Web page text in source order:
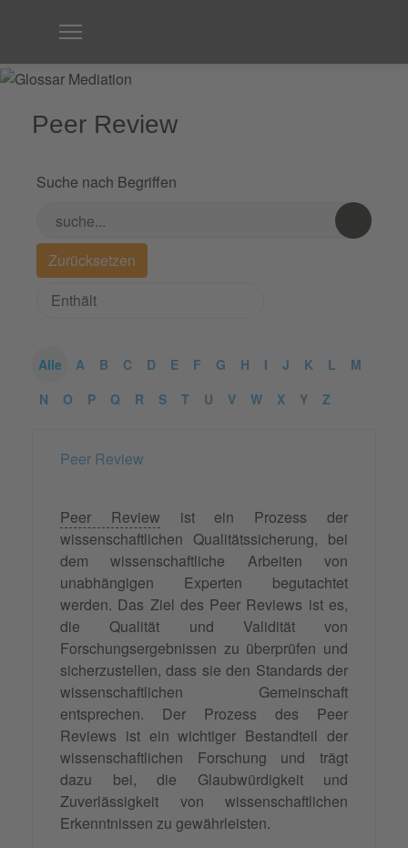
Peer Review
Suche nach Begriffen
Alle A B C D E F G H I J K L
M
N
O P Q R S T U V W X Y Z
Peer Review
Peer Review ist ein Prozess der
wissenschaftlichen Qualitätssicherung, bei
dem wissenschaftliche Arbeiten von
unabhängigen Experten begutachtet
werden. Das Ziel des Peer Reviews ist es,
die Qualität und Validität von
Forschungsergebnissen zu überprüfen und
sicherzustellen, dass sie den Standards der
wissenschaftlichen Gemeinschaft
entsprechen. Der Prozess des Peer
Reviews ist ein wichtiger Bestandteil der
wissenschaftlichen Forschung und trägt
dazu bei, die Glaubwürdigkeit und
Zuverlässigkeit von wissenschaftlichen
Erkenntnissen zu gewährleisten.